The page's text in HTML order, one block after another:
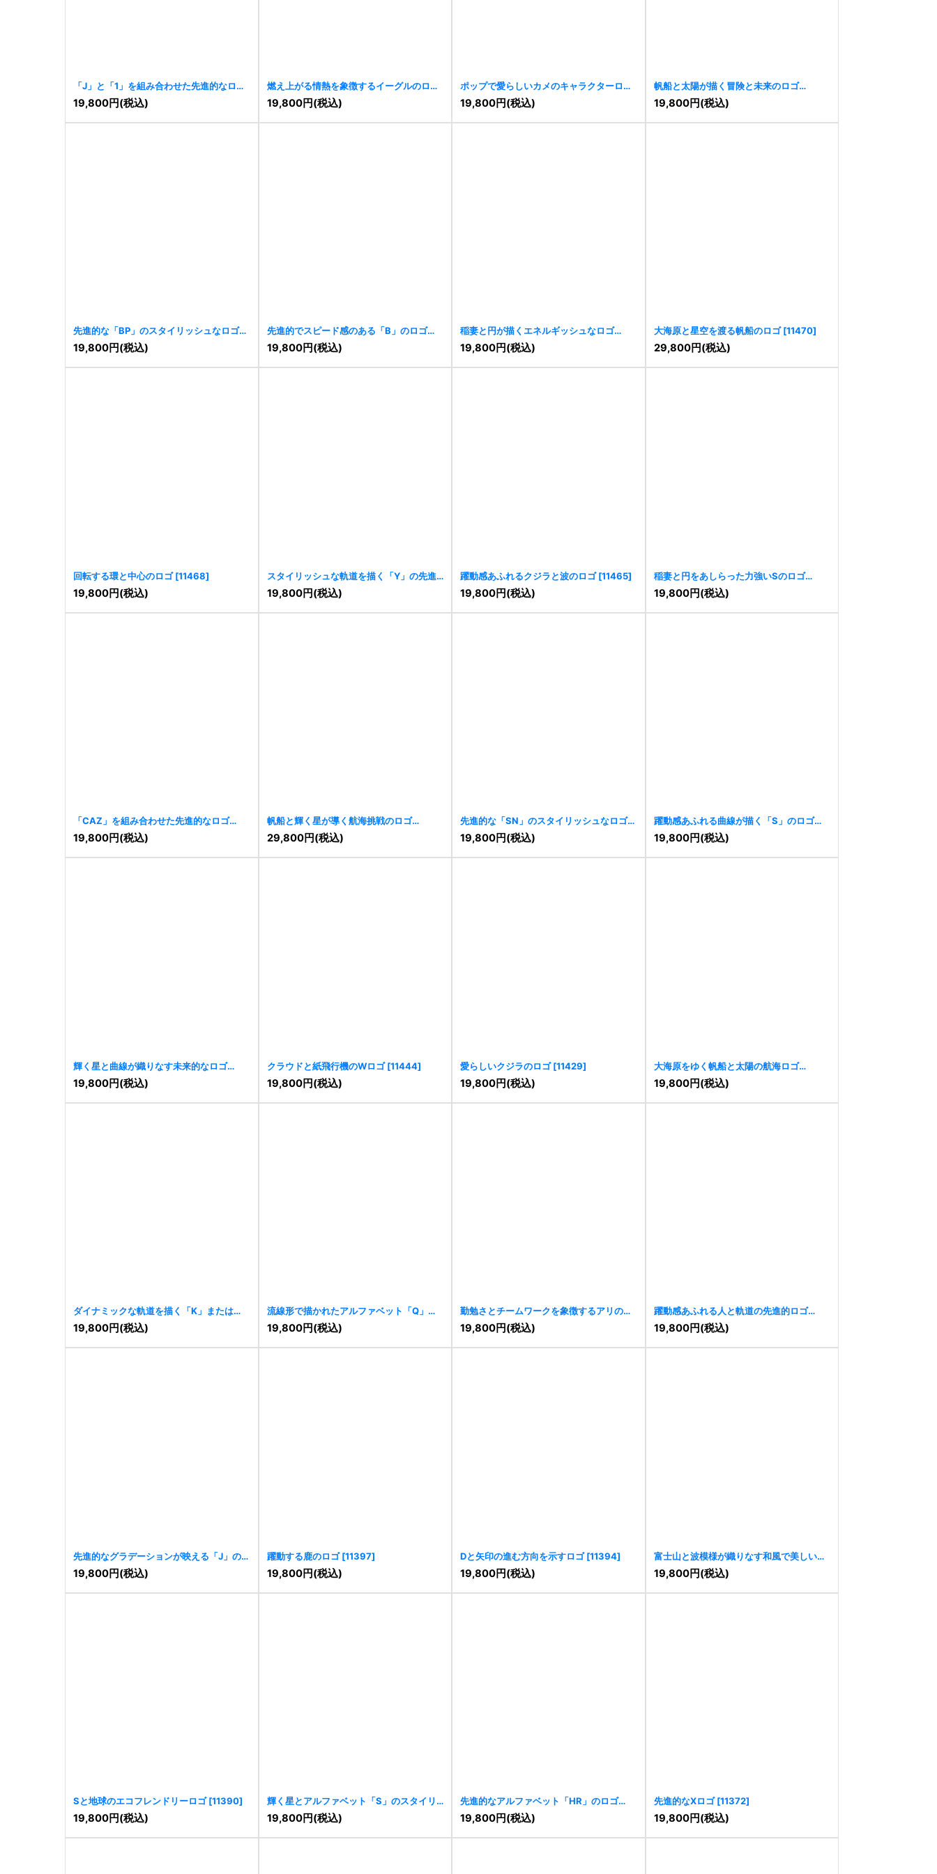
「J」と「1」を組み合わせた先進的なロゴ
[11494]
19,800円(税込)
燃え上がる情熱を象徴するイーグルのロゴ
[11490]
19,800円(税込)
ポップで愛らしいカメのキャラクターロゴ
[11487]
19,800円(税込)
帆船と太陽が描く冒険と未来のロゴ
[11488]
19,800円(税込)
先進的な「BP」のスタイリッシュなロゴ
[11484]
19,800円(税込)
先進的でスピード感のある「B」のロゴ
[11482]
19,800円(税込)
稲妻と円が描くエネルギッシュなロゴ
[11476]
19,800円(税込)
大海原と星空を渡る帆船のロゴ [11470]
29,800円(税込)
回転する環と中心のロゴ [11468]
19,800円(税込)
スタイリッシュな軌道を描く「Y」の先進
的ロゴ [11464]
19,800円(税込)
躍動感あふれるクジラと波のロゴ [11465]
19,800円(税込)
稲妻と円をあしらった力強いSのロゴ
[11462]
19,800円(税込)
「CAZ」を組み合わせた先進的なロゴ
[11460]
19,800円(税込)
帆船と輝く星が導く航海挑戦のロゴ
[11458]
29,800円(税込)
先進的な「SN」のスタイリッシュなロゴ
[11459]
19,800円(税込)
躍動感あふれる曲線が描く「S」のロゴ
[11452]
19,800円(税込)
輝く星と曲線が織りなす未来的なロゴ
[11450]
19,800円(税込)
クラウドと紙飛行機のWロゴ [11444]
19,800円(税込)
愛らしいクジラのロゴ [11429]
19,800円(税込)
大海原をゆく帆船と太陽の航海ロゴ
[11430]
19,800円(税込)
ダイナミックな軌道を描く「K」または
「R」の先進的ロゴ
19,800円(税込)
流線形で描かれたアルファベット「Q」の
モダンロゴ [11420
19,800円(税込)
勤勉さとチームワークを象徴するアリのロ
ゴ 11418]
19,800円(税込)
躍動感あふれる人と軌道の先進的ロゴ
[11417]
19,800円(税込)
先進的なグラデーションが映える「J」の
ロゴ[11404]
19,800円(税込)
躍動する鹿のロゴ [11397]
19,800円(税込)
Dと矢印の進む方向を示すロゴ [11394]
19,800円(税込)
富士山と波模様が織りなす和風で美しいロ
ゴ[ 11391]
19,800円(税込)
Sと地球のエコフレンドリーロゴ [11390]
19,800円(税込)
輝く星とアルファベット「S」のスタイリ
ッシュなロゴ[11380
19,800円(税込)
先進的なアルファベット「HR」のロゴ
[11378]
19,800円(税込)
先進的なXロゴ [11372]
19,800円(税込)